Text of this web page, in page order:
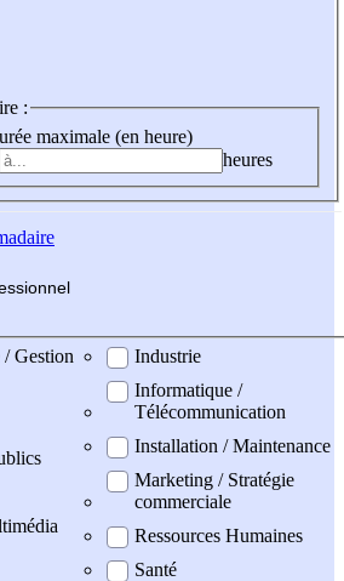
:
maximale (en heure)
heures
Gestion
Industrie
Informatique /
Télécommunication
Installation / Maintenance
Marketing / Stratégie
commerciale
Ressources Humaines
Santé